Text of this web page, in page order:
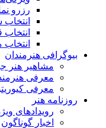
رزرو
بیوگرافی هنرمندان
مشاهیر هنر
معرفی
معرفی
روزنامه هنر
رویدادهای
اخبار گوناگون